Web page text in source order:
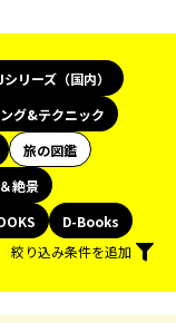
リーズ（国内）
グ&テクニック
旅の図鑑
絶景
D-Books
絞り込み条件を追加